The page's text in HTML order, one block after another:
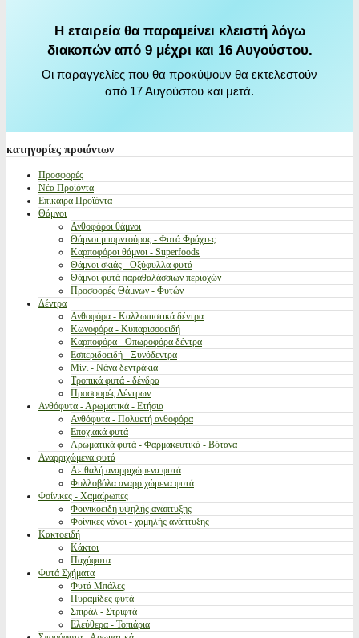
Η εταιρεία θα παραμείνει κλειστή λόγω
διακοπών από 9 μέχρι και 16 Αυγούστου.
Οι παραγγελίες που θα προκύψουν θα εκτελεστούν
από 17 Αυγούστου και μετά.
κατηγορίες προιόντων
Προσφορές
Νέα Προϊόντα
Επίκαιρα Προϊόντα
Θάμνοι
Ανθοφόροι θάμνοι
Θάμνοι μπορντούρας - Φυτά Φράχτες
Καρποφόροι θάμνοι - Superfoods
Θάμνοι σκιάς - Οξύφυλλα φυτά
Θάμνοι φυτά παραθαλάσσιων περιοχών
Προσφορές Θάμνων - Φυτών
Δέντρα
Ανθοφόρα - Καλλωπιστικά δέντρα
Κωνοφόρα - Κυπαρισσοειδή
Καρποφόρα - Οπωροφόρα δέντρα
Εσπεριδοειδή - Ξυνόδεντρα
Μίνι - Νάνα δεντράκια
Τροπικά φυτά - δένδρα
Προσφορές Δέντρων
Ανθόφυτα - Αρωματικά - Ετήσια
Ανθόφυτα - Πολυετή ανθοφόρα
Εποχιακά φυτά
Αρωματικά φυτά - Φαρμακευτικά - Βότανα
Αναρριχώμενα φυτά
Αειθαλή αναρριχώμενα φυτά
Φυλλοβόλα αναρριχώμενα φυτά
Φοίνικες - Χαμαίρωπες
Φοινικοειδή υψηλής ανάπτυξης
Φοίνικες νάνοι - χαμηλής ανάπτυξης
Κακτοειδή
Κάκτοι
Παχύφυτα
Φυτά Σχήματα
Φυτά Μπάλες
Πυραμίδες φυτά
Σπιράλ - Στριφτά
Ελεύθερα - Τοπιάρια